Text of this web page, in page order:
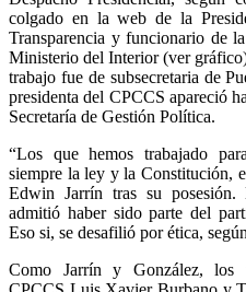
colgado en la web de la
Transparencia y funcionario de
Ministerio del Interior (ver
trabajo fue de subsecretaria de
presidenta del CPCCS apareció
Secretaría de Gestión Política.
“Los que hemos trabajado
siempre la ley y la Constitución,
Edwin Jarrín tras su posesión.
admitió haber sido parte del
Eso si, se desafilió por ética,
Como Jarrín y González, los